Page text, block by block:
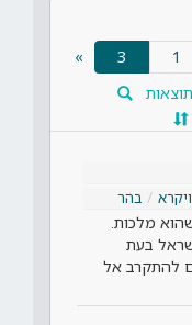
3
(current)
»
ויקרא בהר
מלכות.
בעת
להתקרב אל